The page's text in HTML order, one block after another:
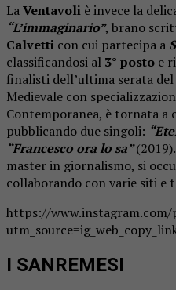
LaVentavoli è invece la
“L’immaginario”, brano
Calvetti con cui partecipa a
classificandosi al 3° posto e
finalisti dell’ultima serata del
Medievale con
Contemporanea, è tornata a
pubblicando due singoli:
“Francesco ora lo sa”
master in giornalismo, si
collaborando con varie siti e
https://www.instagram.com/
I SANREMESI